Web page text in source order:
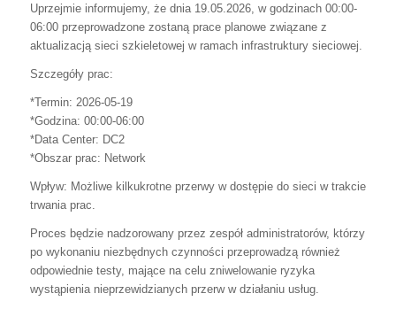
Uprzejmie informujemy, że dnia 19.05.2026, w godzinach 00:00-
06:00 przeprowadzone zostaną prace planowe związane z
aktualizacją sieci szkieletowej w ramach infrastruktury sieciowej.
Szczegóły prac:
*Termin: 2026-05-19
*Godzina: 00:00-06:00
*Data Center: DC2
*Obszar prac: Network
Wpływ: Możliwe kilkukrotne przerwy w dostępie do sieci w trakcie
trwania prac.
Proces będzie nadzorowany przez zespół administratorów, którzy
po wykonaniu niezbędnych czynności przeprowadzą również
odpowiednie testy, mające na celu zniwelowanie ryzyka
wystąpienia nieprzewidzianych przerw w działaniu usług.